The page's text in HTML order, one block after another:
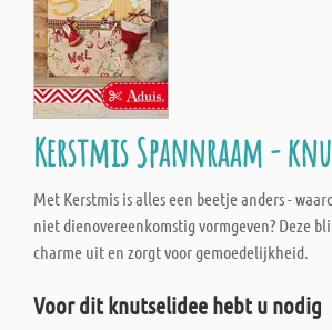
Kerstmis Spannraam -
Met Kerstmis is alles een beetje anders -
niet dienovereenkomstig vormgeven? Deze
charme uit en zorgt voor gemoedelijkheid.
Voor dit knutselidee hebt u nodig